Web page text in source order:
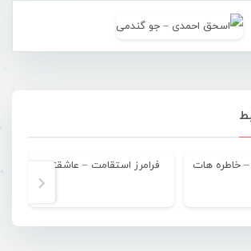
– خاطره هات فرامرز استقامت – عاشقتم